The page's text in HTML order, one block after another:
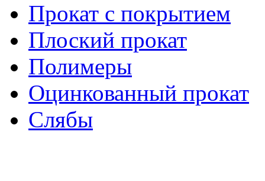
Прокат с покрытием
Плоский прокат
Полимеры
Оцинкованный прокат
Слябы